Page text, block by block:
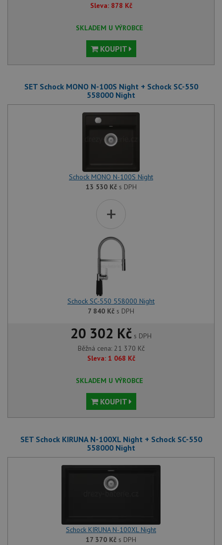
Sleva: 878 Kč
SKLADEM U VÝROBCE
KOUPIT
SET Schock MONO N-100S Night + Schock SC-550
558000 Night
Schock MONO N-100S Night
13 530 Kčs DPH
+
Schock SC-550 558000 Night
7 840 Kč s DPH
20 302 Kč s DPH
Běžná cena: 21 370 Kč
Sleva: 1 068 Kč
SKLADEM U VÝROBCE
KOUPIT
SET Schock KIRUNA N-100XL Night + Schock SC-550
558000 Night
Schock KIRUNA N-100XL Night
17 370 Kč s DPH